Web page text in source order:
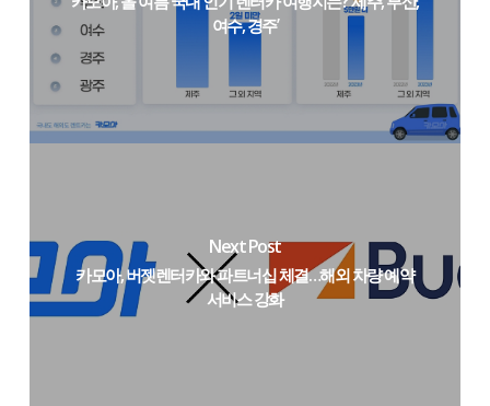
여수, 경주’
Next Post
카모아, 버젯렌터카와 파트너십 체결…해외 차량 예약
서비스 강화